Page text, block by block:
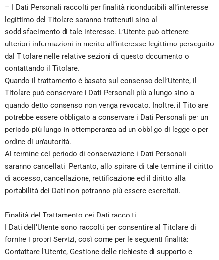
– I Dati Personali raccolti per finalità riconducibili all’interesse
legittimo del Titolare saranno trattenuti sino al
soddisfacimento di tale interesse. L’Utente può ottenere
ulteriori informazioni in merito all’interesse legittimo perseguito
dal Titolare nelle relative sezioni di questo documento o
contattando il Titolare.
Quando il trattamento è basato sul consenso dell’Utente, il
Titolare può conservare i Dati Personali più a lungo sino a
quando detto consenso non venga revocato. Inoltre, il Titolare
potrebbe essere obbligato a conservare i Dati Personali per un
periodo più lungo in ottemperanza ad un obbligo di legge o per
ordine di un’autorità.
Al termine del periodo di conservazione i Dati Personali
saranno cancellati. Pertanto, allo spirare di tale termine il diritto
di accesso, cancellazione, rettificazione ed il diritto alla
portabilità dei Dati non potranno più essere esercitati.
Finalità del Trattamento dei Dati raccolti
I Dati dell’Utente sono raccolti per consentire al Titolare di
fornire i propri Servizi, così come per le seguenti finalità:
Contattare l’Utente, Gestione delle richieste di supporto e